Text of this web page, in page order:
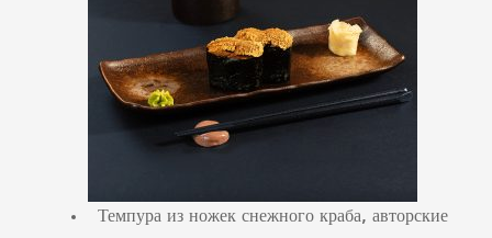
Темпура из ножек снежного краба, авторские